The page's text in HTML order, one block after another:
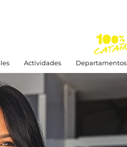
Actividades Departamentos